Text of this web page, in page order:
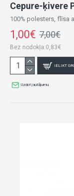
Cepure-ķivere
100% polesters, flīsa
1,00€ 7,00€
Bez nodokļa:0,83€
IELIKT
Uzdot jautājumu